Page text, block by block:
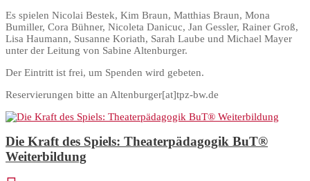
Es spielen Nicolai Bestek, Kim Braun, Matthias Braun, Mona
Bumiller, Cora Bühner, Nicoleta Danicuc, Jan Gessler, Rainer Groß,
Lisa Haumann, Susanne Koriath, Sarah Laube und Michael Mayer
unter der Leitung von Sabine Altenburger.
Der Eintritt ist frei, um Spenden wird gebeten.
Reservierungen bitte an Altenburger[at]tpz-bw.de
Die Kraft des Spiels: Theaterpädagogik BuT®
Weiterbildung